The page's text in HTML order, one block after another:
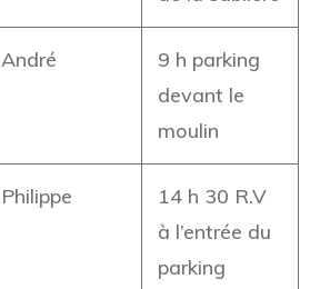
André
9 h parking
devant le
moulin
Philippe
14 h 30 R.V
à l’entrée du
parking